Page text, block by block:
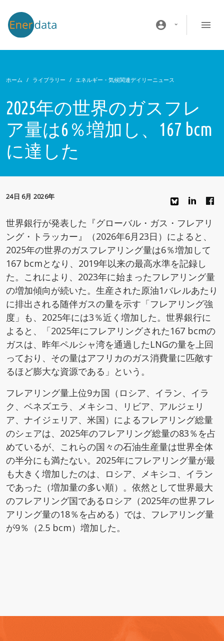
account_circle
ホーム ライブラリー エネルギー・気候関連デイリーニュース
2025年の世界のガスフレ
ア量は6％増加し、167 bcm
に達した
24日 6月 2026年
世界銀行が発表した『グローバル・ガス・フレアリ
ング・トラッカー』（2026年6月23日）によると、
2025年の世界のガスフレアリング量は6％増加して
167 bcmとなり、2019年以来の最高水準を記録し
た。これにより、2023年に始まったフレアリング量
の増加傾向が続いた。生産された原油1バレルあたり
に排出される随伴ガスの量を示す「フレアリング強
度」も、2025年には3％近く増加した。世界銀行に
よると、「2025年にフレアリングされた167 bcmの
ガスは、昨年ペルシャ湾を通過したLNGの量を上回
っており、その量はアフリカのガス消費量に匹敵す
るほど膨大な資源である」という。
フレアリング量上位9カ国（ロシア、イラン、イラ
ク、ベネズエラ、メキシコ、リビア、アルジェリ
ア、ナイジェリア、米国）によるフレアリング総量
のシェアは、2025年のフレアリング総量の83％を占
めているが、これらの国々の石油生産量は世界全体
の半分にも満たない。2025年にフレアリング量が最
も大きく増加したのは、ロシア、メキシコ、イラン
であった（増加量の多い順）。依然として世界最大
のフレアリング国であるロシア（2025年の世界フレ
アリング量の18％を占める）では、フレアリング量
が9％（2.5 bcm）増加した。